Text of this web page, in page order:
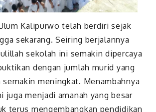
Kalipurwo telah berdiri sejak
sekarang. Seiring berjalannya
sekolah ini semakin dipercaya
dengan jumlah murid yang
meningkat. Menambahnya
juga menjadi amanah yang besar
terus mengembangkan pendidikan